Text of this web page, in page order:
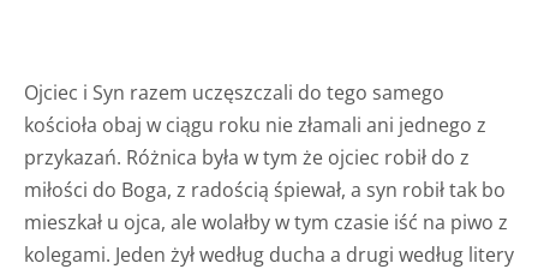
Ojciec i Syn razem uczęszczali do tego samego
kościoła obaj w ciągu roku nie złamali ani jednego z
przykazań. Różnica była w tym że ojciec robił do z
miłości do Boga, z radością śpiewał, a syn robił tak bo
mieszkał u ojca, ale wolałby w tym czasie iść na piwo z
kolegami. Jeden żył według ducha a drugi według litery